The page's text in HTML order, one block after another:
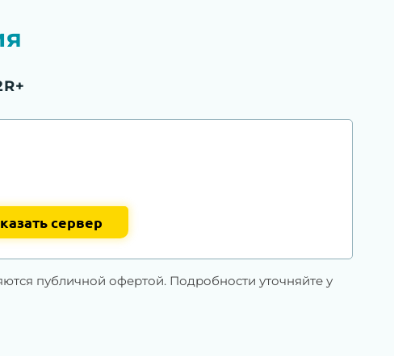
сервер
публичной офертой. Подробности уточняйте у